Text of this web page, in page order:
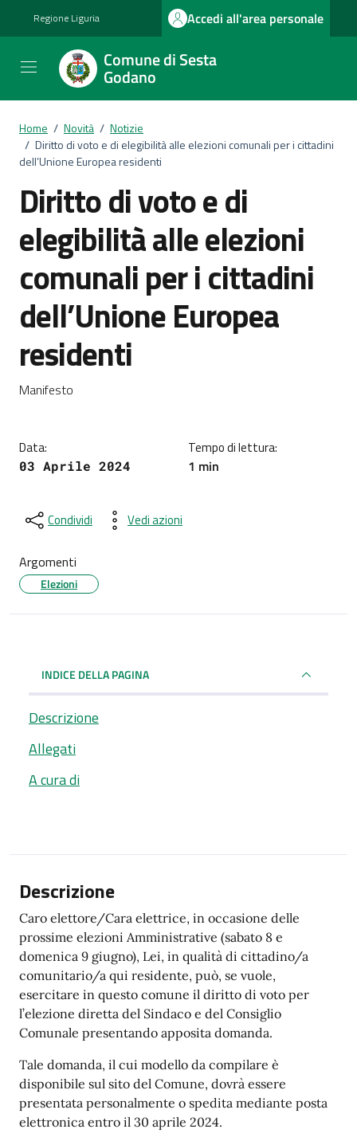
Regione Liguria Accedi all'area personale
Comune di Sesta
Godano
Home / Novità / Notizie
/ Diritto di voto e di elegibilità alle elezioni comunali per i cittadini
dell’Unione Europea residenti
Diritto di voto e di
elegibilità alle elezioni
comunali per i cittadini
dell’Unione Europea
residenti
Dettagli della notizia
Manifesto
Data:
03 Aprile 2024
Tempo di lettura:
1 min
Condividi Vedi azioni
Argomenti
Elezioni
INDICE DELLA PAGINA
Descrizione
Allegati
A cura di
Descrizione
Caro elettore/Cara elettrice, in occasione delle
prossime elezioni Amministrative (sabato 8 e
domenica 9 giugno), Lei, in qualità di cittadino/a
comunitario/a qui residente, può, se vuole,
esercitare in questo comune il diritto di voto per
l’elezione diretta del Sindaco e del Consiglio
Comunale presentando apposita domanda.
Tale domanda, il cui modello da compilare è
disponibile sul sito del Comune, dovrà essere
presentata personalmente o spedita mediante posta
elettronica entro il 30 aprile 2024.